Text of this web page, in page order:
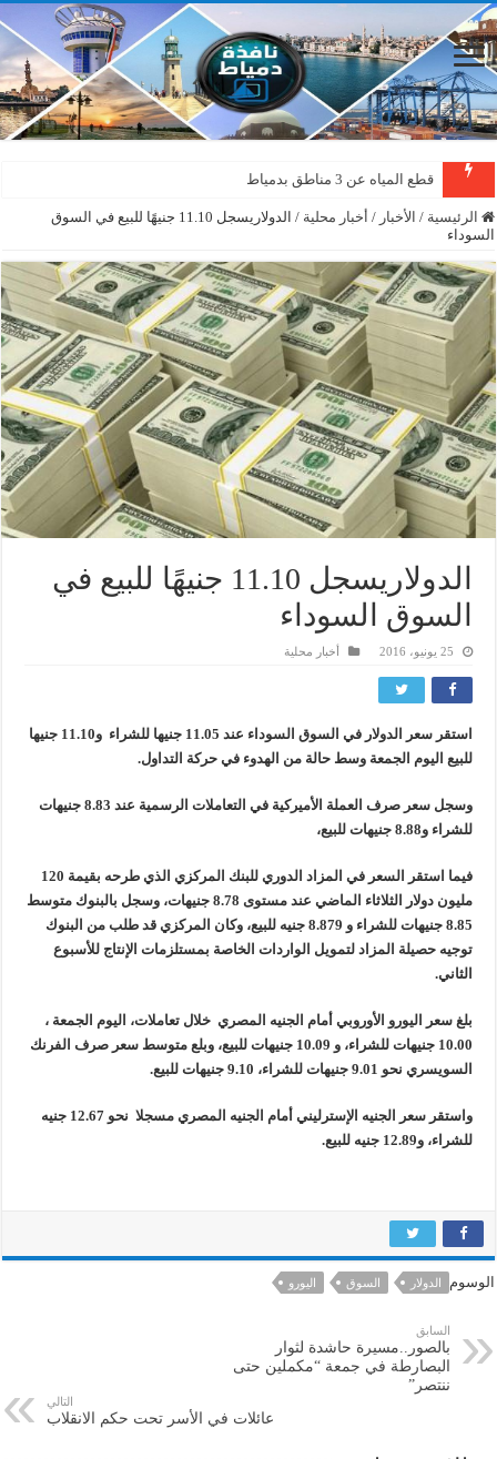
قطع المياه عن 3 مناطق بدمياط
الرئيسية / الأخبار / أخبار محلية /
الدولاريسجل 11.10 جنيهًا للبيع في السوق
السوداء
الدولاريسجل 11.10 جنيهًا للبيع في
السوق السوداء
25 يونيو، 2016 أخبار محلية
استقر سعر الدولار في السوق السوداء عند 11.05 جنيها للشراء و11.10 جنيها
للبيع اليوم الجمعة وسط حالة من الهدوء في حركة التداول.
وسجل سعر صرف العملة الأميركية في التعاملات الرسمية عند 8.83 جنيهات
للشراء و8.88 جنيهات للبيع،
فيما استقر السعر في المزاد الدوري للبنك المركزي الذي طرحه بقيمة 120
مليون دولار الثلاثاء الماضي عند مستوى 8.78 جنيهات، وسجل بالبنوك متوسط
8.85 جنيهات للشراء و 8.879 جنيه للبيع، وكان المركزي قد طلب من البنوك
توجيه حصيلة المزاد لتمويل الواردات الخاصة بمستلزمات الإنتاج للأسبوع
الثاني.
بلغ سعر اليورو الأوروبي أمام الجنيه المصري خلال تعاملات، اليوم الجمعة ،
10.00 جنيهات للشراء، و 10.09 جنيهات للبيع، وبلع متوسط سعر صرف الفرنك
السويسري نحو 9.01 جنيهات للشراء، 9.10 جنيهات للبيع.
واستقر سعر الجنيه الإسترليني أمام الجنيه المصري مسجلا نحو 12.67 جنيه
للشراء، و12.89 جنيه للبيع.
الوسوم الدولار السوق اليورو
السابق
بالصور..مسيرة حاشدة لثوار
البصارطة في جمعة “مكملين حتى
ننتصر”
التالي
عائلات في الأسر تحت حكم الانقلاب